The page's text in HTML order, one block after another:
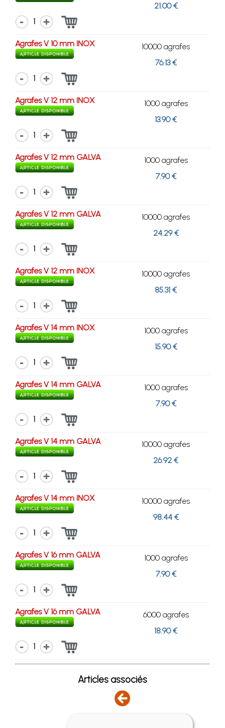
21.00 €
1
Agrafes V 10 mm INOX
10000 agrafes
76.13 €
1
Agrafes V 12 mm INOX
1000 agrafes
13.90 €
1
Agrafes V 12 mm GALVA
1000 agrafes
7.90 €
1
Agrafes V 12 mm GALVA
10000 agrafes
24.29 €
1
Agrafes V 12 mm INOX
10000 agrafes
85.31 €
1
Agrafes V 14 mm INOX
1000 agrafes
15.90 €
1
Agrafes V 14 mm GALVA
1000 agrafes
7.90 €
1
Agrafes V 14 mm GALVA
10000 agrafes
26.92 €
1
Agrafes V 14 mm INOX
10000 agrafes
98.44 €
1
Agrafes V 16 mm GALVA
1000 agrafes
7.90 €
1
Agrafes V 16 mm GALVA
6000 agrafes
18.90 €
1
Articles associés